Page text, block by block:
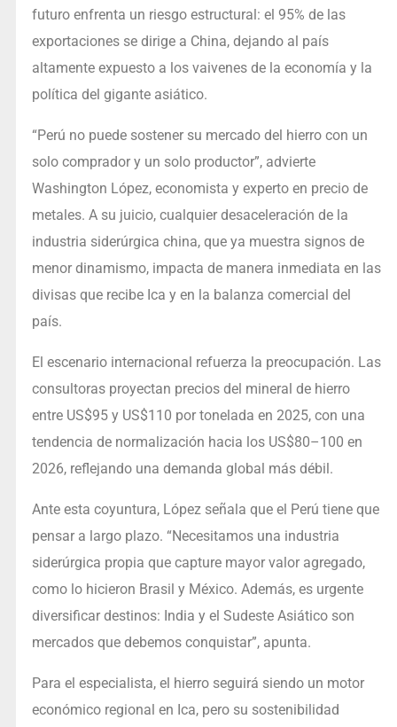
futuro enfrenta un riesgo estructural: el 95% de las
exportaciones se dirige a China, dejando al país
altamente expuesto a los vaivenes de la economía y la
política del gigante asiático.
“Perú no puede sostener su mercado del hierro con un
solo comprador y un solo productor”, advierte
Washington López, economista y experto en precio de
metales. A su juicio, cualquier desaceleración de la
industria siderúrgica china, que ya muestra signos de
menor dinamismo, impacta de manera inmediata en las
divisas que recibe Ica y en la balanza comercial del
país.
El escenario internacional refuerza la preocupación. Las
consultoras proyectan precios del mineral de hierro
entre US$95 y US$110 por tonelada en 2025, con una
tendencia de normalización hacia los US$80–100 en
2026, reflejando una demanda global más débil.
Ante esta coyuntura, López señala que el Perú tiene que
pensar a largo plazo. “Necesitamos una industria
siderúrgica propia que capture mayor valor agregado,
como lo hicieron Brasil y México. Además, es urgente
diversificar destinos: India y el Sudeste Asiático son
mercados que debemos conquistar”, apunta.
Para el especialista, el hierro seguirá siendo un motor
económico regional en Ica, pero su sostenibilidad